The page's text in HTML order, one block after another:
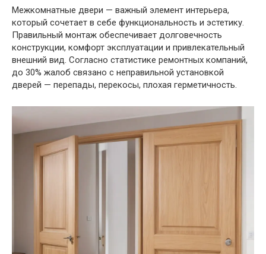
Межкомнатные двери — важный элемент интерьера,
который сочетает в себе функциональность и эстетику.
Правильный монтаж обеспечивает долговечность
конструкции, комфорт эксплуатации и привлекательный
внешний вид. Согласно статистике ремонтных компаний,
до 30% жалоб связано с неправильной установкой
дверей — перепады, перекосы, плохая герметичность.